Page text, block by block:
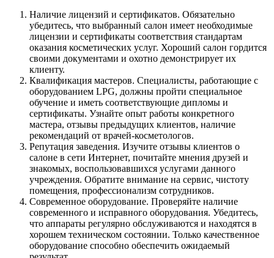
Наличие лицензий и сертификатов. Обязательно
убедитесь, что выбранный салон имеет необходимые
лицензии и сертификаты соответствия стандартам
оказания косметических услуг. Хороший салон гордится
своими документами и охотно демонстрирует их
клиенту.
Квалификация мастеров. Специалисты, работающие с
оборудованием LPG, должны пройти специальное
обучение и иметь соответствующие дипломы и
сертификаты. Узнайте опыт работы конкретного
мастера, отзывы предыдущих клиентов, наличие
рекомендаций от врачей-косметологов.
Репутация заведения. Изучите отзывы клиентов о
салоне в сети Интернет, почитайте мнения друзей и
знакомых, воспользовавшихся услугами данного
учреждения. Обратите внимание на сервис, чистоту
помещения, профессионализм сотрудников.
Современное оборудование. Проверяйте наличие
современного и исправного оборудования. Убедитесь,
что аппараты регулярно обслуживаются и находятся в
хорошем техническом состоянии. Только качественное
оборудование способно обеспечить ожидаемый